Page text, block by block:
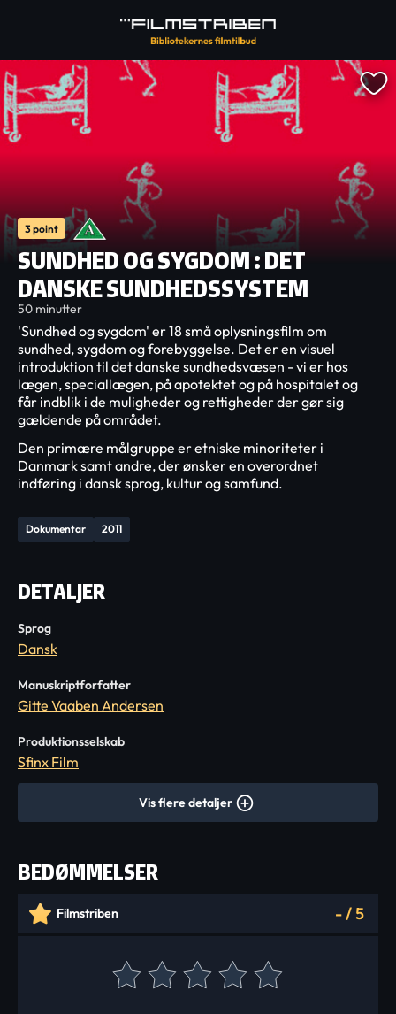
3 point
SUNDHED OG SYGDOM : DET
DANSKE SUNDHEDSSYSTEM
50 minutter
Dokumentar 2011
'Sundhed og sygdom' er 18 små oplysningsfilm om
sundhed, sygdom og forebyggelse. Det er en visuel
introduktion til det danske sundhedsvæsen - vi er hos
lægen, speciallægen, på apotektet og på hospitalet og
får indblik i de muligheder og rettigheder der gør sig
gældende på området.
Den primære målgruppe er etniske minoriteter i
Danmark samt andre, der ønsker en overordnet
indføring i dansk sprog, kultur og samfund.
DETALJER
Sprog
Dansk
Manuskriptforfatter
Gitte Vaaben Andersen
Produktionsselskab
Sfinx Film
Vis flere detaljer
BEDØMMELSER
Filmstriben -/5